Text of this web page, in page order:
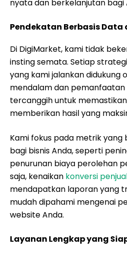
nyata dan berkelanjutan bagi
Pendekatan Berbasis Data
Di DigiMarket, kami tidak
insting semata. Setiap
yang kami jalankan didukung
mendalam dan pemanfaatan
tercanggih untuk
memberikan hasil yang
Kami fokus pada metrik
bagi bisnis Anda, seperti
penurunan biaya perolehan
saja, kenaikan konversi
mendapatkan laporan yang
mudah dipahami mengenai
website Anda.
Layanan Lengkap yang